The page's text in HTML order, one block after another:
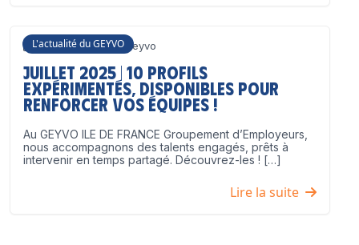
L'actualité du GEYVO
3 juillet 2025 Geyvo
Juillet 2025 | 10 profils
expérimentés, disponibles pour
renforcer vos équipes !
Au GEYVO ILE DE FRANCE Groupement d’Employeurs,
nous accompagnons des talents engagés, prêts à
intervenir en temps partagé. Découvrez-les ! […]
Lire la suite